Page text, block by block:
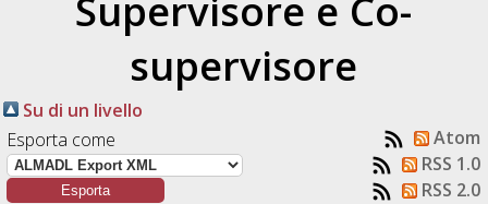
supervisore
Su di un livello
Esporta come
Atom
RSS 1.0
RSS 2.0